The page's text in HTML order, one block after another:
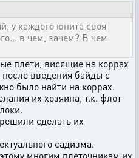
у каждого юнита своя
в чем, зачем? В чем
плети, висящие на коррах
введения байды с
было найти на коррах.
их хозяина, т.к. флот
сделать их
садизма.
многим плеточникам их